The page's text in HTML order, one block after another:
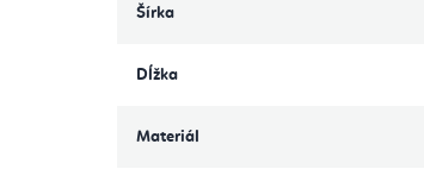
Šírka
Dĺžka
Materiál